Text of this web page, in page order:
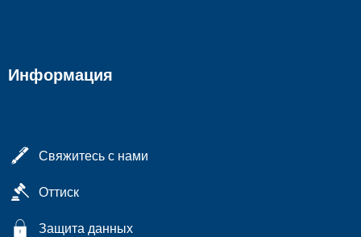
Информация
Свяжитесь с нами
Оттиск
Защита данных